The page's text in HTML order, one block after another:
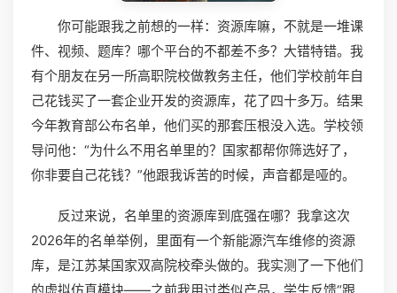
你可能跟我之前想的一样：资源库嘛，不就是一堆课
件、视频、题库？哪个平台的不都差不多？大错特错。我
有个朋友在另一所高职院校做教务主任，他们学校前年自
己花钱买了一套企业开发的资源库，花了四十多万。结果
今年教育部公布名单，他们买的那套压根没入选。学校领
导问他：“为什么不用名单里的？国家都帮你筛选好了，
你非要自己花钱？”他跟我诉苦的时候，声音都是哑的。
反过来说，名单里的资源库到底强在哪？我拿这次
2026年的名单举例，里面有一个新能源汽车维修的资源
库，是江苏某国家双高院校牵头做的。我实测了一下他们